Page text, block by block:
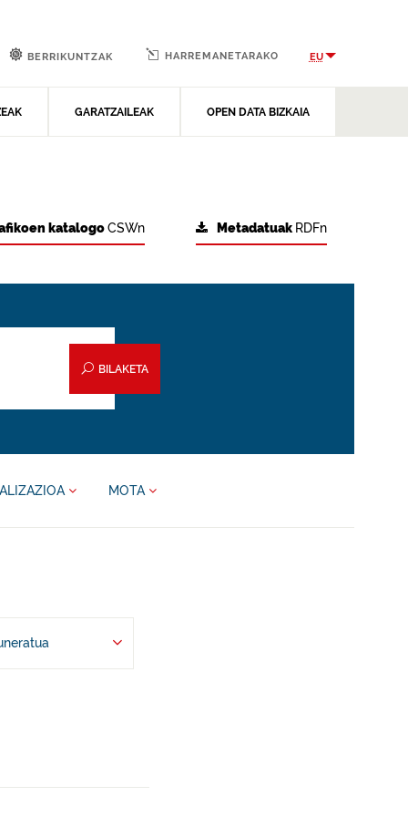
GARATZAILEAK OPEN DATA BIZKAIA
BERRIKUNTZAK HARREMANETARAKO EU
Metadatuak RDFn
katalogoCSWn
BILAKETA
MOTA